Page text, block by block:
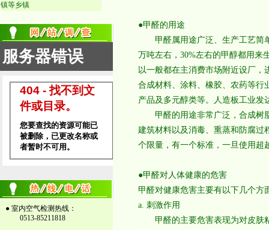
镇等乡镇
● 室内空气检测热线：
0513-85211818
●甲醛的用途
甲醛属用途广泛、生产工艺简单
万吨左右，30%左右的甲醇都用来
以一般都在主消费市场附近设厂，
合成材料、涂料、橡胶、农药等行
产品及多元醇类等。人造板工业发
甲醛的用途非常广泛，合成树脂
建筑材料以及消毒、熏蒸和防腐过
个限量，有一个标准，一旦使用超
●甲醛对人体健康的危害
甲醛对健康危害主要有以下几个方
a. 刺激作用
甲醛的主要危害表现为对皮肤粘